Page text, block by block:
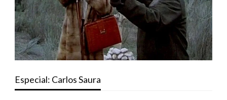
Especial: Carlos Saura